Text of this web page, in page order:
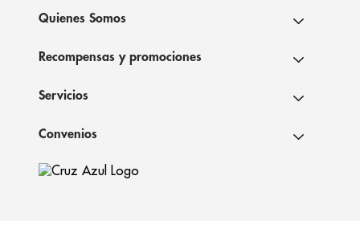
Quienes Somos
Recompensas y promociones
Servicios
Convenios